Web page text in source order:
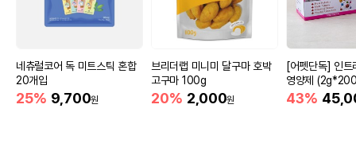
네츄럴코어 독 미트스틱 혼합
20개입
25% 9,700원
브리더랩 미니미 달구마 호박
고구마 100g
20% 2,000원
[어펫단독] 인트
영양제
43%